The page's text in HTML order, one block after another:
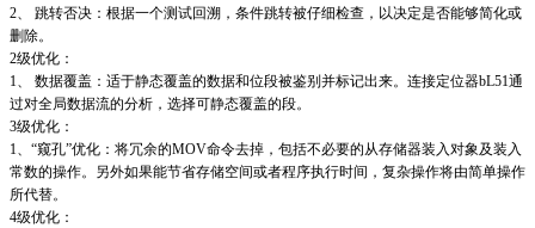
2、 跳转否决：根据一个测试回溯，条件跳转被仔细检查，以决定是否能够简化或
删除。
2级优化：
1、 数据覆盖：适于静态覆盖的数据和位段被鉴别并标记出来。连接定位器bL51通
过对全局数据流的分析，选择可静态覆盖的段。
3级优化：
1、“窥孔”优化：将冗余的MOV命令去掉，包括不必要的从存储器装入对象及装入
常数的操作。另外如果能节省存储空间或者程序执行时间，复杂操作将由简单操作
所代替。
4级优化：